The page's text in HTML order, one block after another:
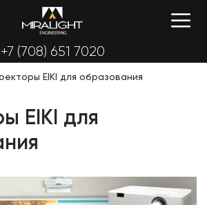
+7 (708) 651 7020
EIKI для образования
EIKI для